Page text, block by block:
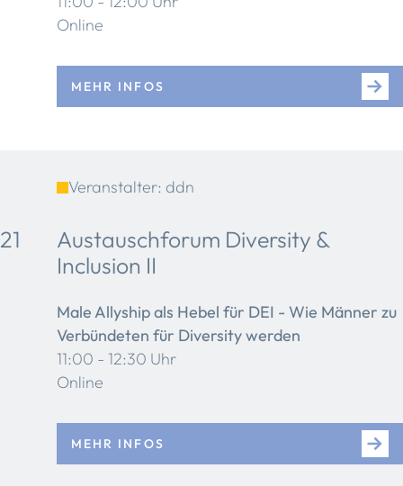
Online
MEHR INFOS
Veranstalter: ddn
21
Austauschforum Diversity &
Inclusion II
Male Allyship als Hebel für DEI - Wie Männer zu
Verbündeten für Diversity werden
11:00 - 12:30 Uhr
Online
MEHR INFOS